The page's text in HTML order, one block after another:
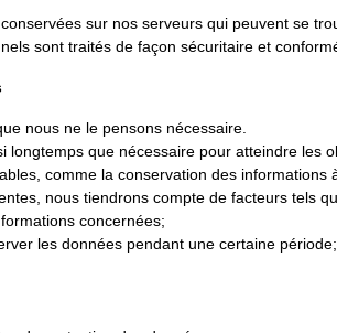
sur nos serveurs qui peuvent se
sont traités de façon sécuritaire et
nous ne le pensons nécessaire.
que nécessaire pour atteindre
comme la conservation des informations
nous tiendrons compte de facteurs tels
concernées;
les données pendant une certaine période;